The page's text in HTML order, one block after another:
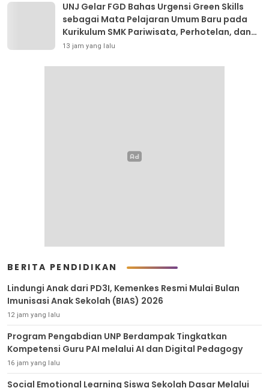
UNJ Gelar FGD Bahas Urgensi Green Skills
sebagai Mata Pelajaran Umum Baru pada
Kurikulum SMK Pariwisata, Perhotelan, dan
UPW
13 jam yang lalu
BERITA PENDIDIKAN
Lindungi Anak dari PD3I, Kemenkes Resmi Mulai Bulan
Imunisasi Anak Sekolah (BIAS) 2026
12 jam yang lalu
Program Pengabdian UNP Berdampak Tingkatkan
Kompetensi Guru PAI melalui AI dan Digital Pedagogy
16 jam yang lalu
Social Emotional Learning Siswa Sekolah Dasar Melalui